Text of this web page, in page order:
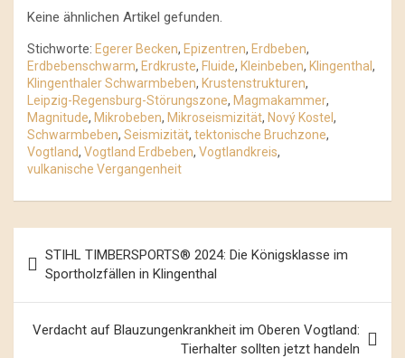
Keine ähnlichen Artikel gefunden.
Stichworte: Egerer Becken, Epizentren, Erdbeben,
Erdbebenschwarm, Erdkruste, Fluide, Kleinbeben, Klingenthal,
Klingenthaler Schwarmbeben, Krustenstrukturen,
Leipzig-Regensburg-Störungszone, Magmakammer,
Magnitude, Mikrobeben, Mikroseismizität, Nový Kostel,
Schwarmbeben, Seismizität, tektonische Bruchzone,
Vogtland, Vogtland Erdbeben, Vogtlandkreis,
vulkanische Vergangenheit
Navigation
STIHL TIMBERSPORTS® 2024: Die Königsklasse im
Sportholzfällen in Klingenthal
Verdacht auf Blauzungenkrankheit im Oberen Vogtland:
Tierhalter sollten jetzt handeln